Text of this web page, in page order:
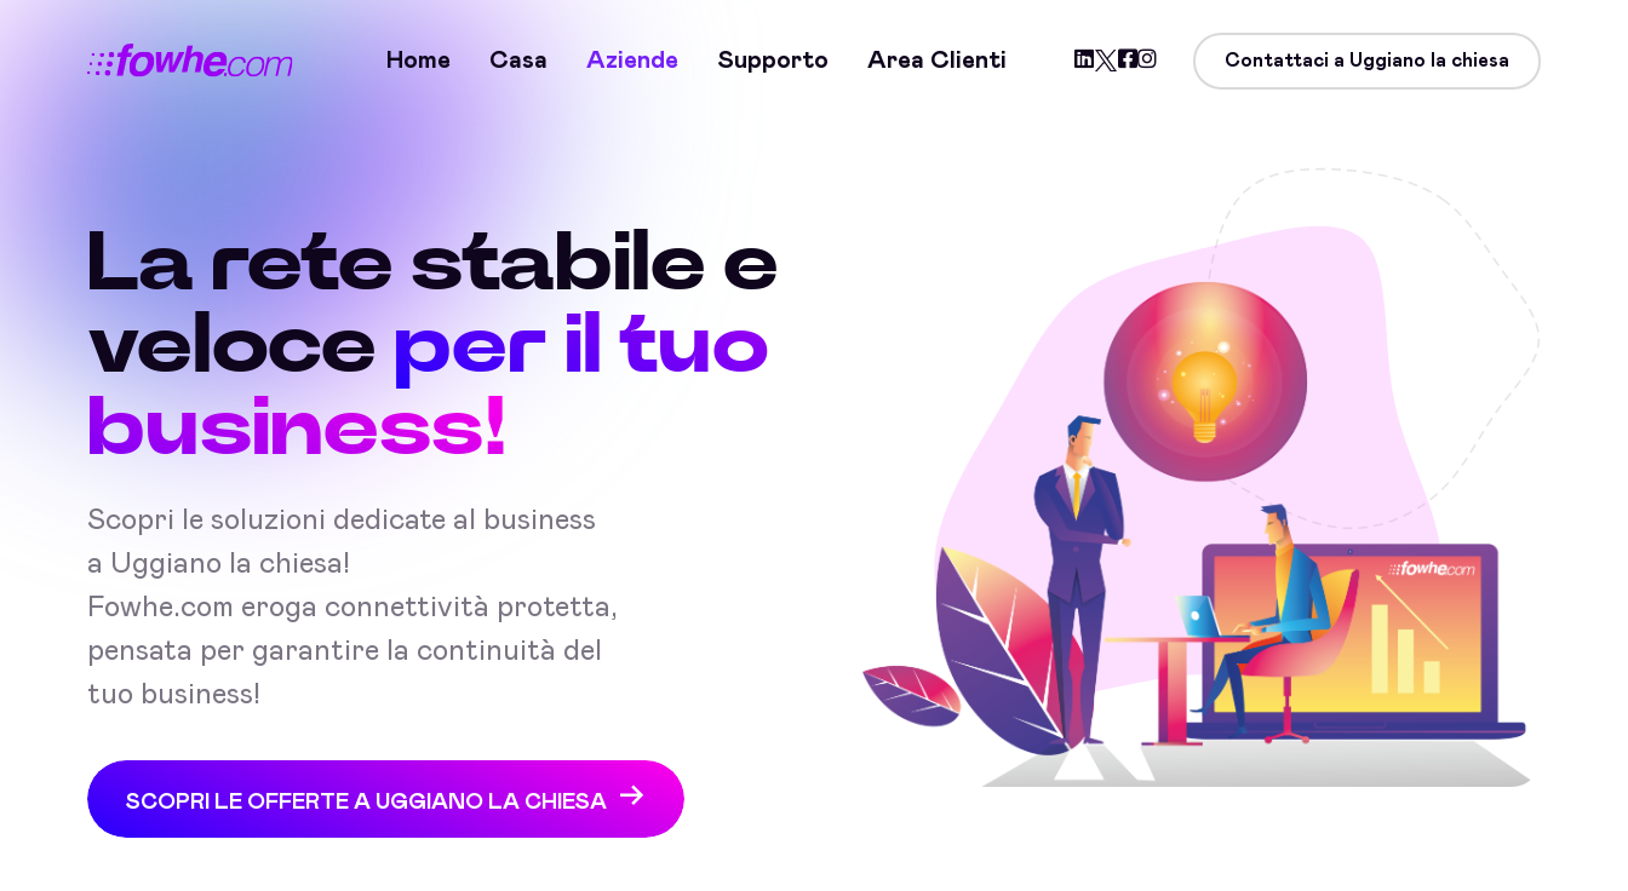
Home Casa Aziende Supporto Area Clienti Contattaci a Uggiano la chiesa
La rete stabile e
veloce per il tuo
business!
Scopri le soluzioni dedicate al business
a Uggiano la chiesa!
Fowhe.com eroga connettività protetta,
pensata per garantire la continuità del
tuo business!
SCOPRI LE OFFERTE A UGGIANO LA CHIESA